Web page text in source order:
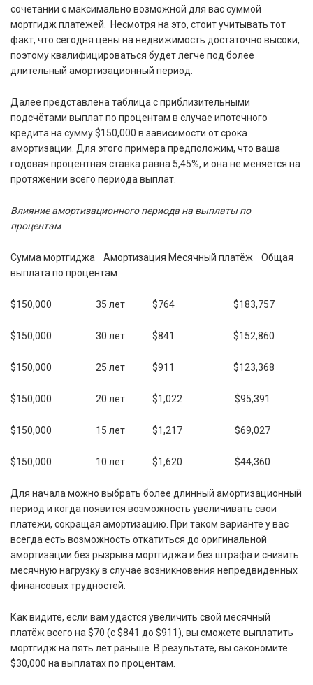
сочетании с максимально возможной для вас суммой
мортгидж платежей. Несмотря на это, стоит учитывать тот
факт, что сегодня цены на недвижимость достаточно высоки,
поэтому квалифицироваться будет легче под более
длительный амортизационный период.
Далее представлена таблица с приблизительными
подсчётами выплат по процентам в случае ипотечного
кредита на сумму $150,000 в зависимости от срока
амортизации. Для этого примера предположим, что ваша
годовая процентная ставка равна 5,45%, и она не меняется на
протяжении всего периода выплат.
Влияние амортизационного периода на выплаты по
процентам
Сумма мортгиджа Амортизация Месячный платёж Общая
выплата по процентам
$150,000 35 лет $764 $183,757
$150,000 30 лет $841 $152,860
$150,000 25 лет $911 $123,368
$150,000 20 лет $1,022 $95,391
$150,000 15 лет $1,217 $69,027
$150,000 10 лет $1,620 $44,360
Для начала можно выбрать более длинный амортизационный
период и когда появится возможность увеличивать свои
платежи, сокращая амортизацию. При таком варианте у вас
всегда есть возможность откатиться до оригинальной
амортизации без рызрыва мортгиджа и без штрафа и снизить
месячную нагрузку в случае возникновения непредвиденных
финансовых трудностей.
Как видите, если вам удастся увеличить свой месячный
платёж всего на $70 (с $841 до $911), вы сможете выплатить
мортгидж на пять лет раньше. В результате, вы сэкономите
$30,000 на выплатах по процентам.